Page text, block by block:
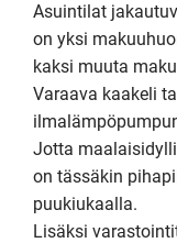
Asuintilat
on yksi
kaksi muuta
Varaava kaakeli
Jotta
on tässäkin
puukiukaalla.
Lisäksi